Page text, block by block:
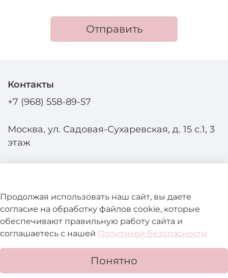
Отправить
Помощь и информация
Подробнее о магазине
Контакты
+7 (968) 558-89-57
Москва, ул. Садовая-Сухаревская, д. 15 с.1, 3
этаж
Продолжая использовать наш сайт, вы даете
согласие на обработку файлов cookie, которые
обеспечивают правильную работу сайта и
соглашаетесь с нашей Политикой безопасности
Понятно
обработки